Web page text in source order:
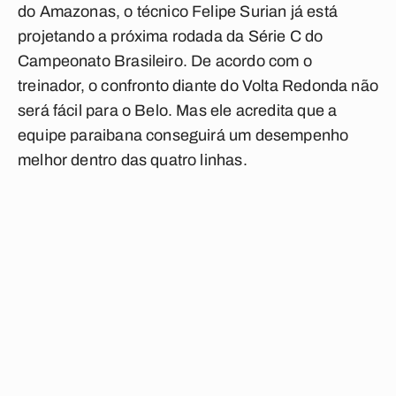
do Amazonas, o técnico Felipe Surian já está
projetando a próxima rodada da Série C do
Campeonato Brasileiro. De acordo com o
treinador, o confronto diante do Volta Redonda não
será fácil para o Belo. Mas ele acredita que a
equipe paraibana conseguirá um desempenho
melhor dentro das quatro linhas.